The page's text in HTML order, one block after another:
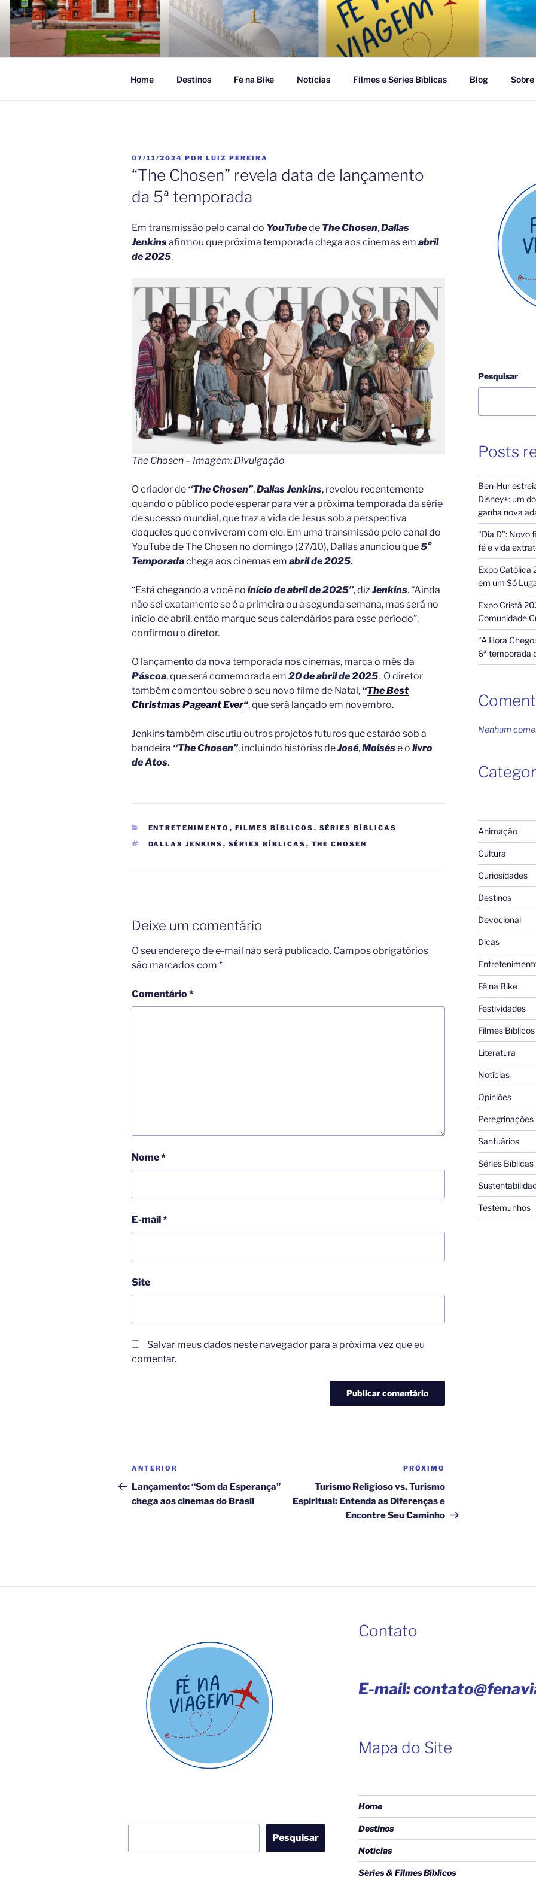
Pular
para
FÉ NA VIAGEM
Turismo Religioso
Home Destinos Fé na Bike Notícias Filmes e Séries Bíblicas Blog Sobre
PUBLICADO
EM
07/11/2024 POR LUIZ PEREIRA
“The Chosen” revela data de lançamento
da 5ª temporada
Em transmissão pelo canal do YouTubede The Chosen,Dallas
Jenkins afirmou que próxima temporada chega aos cinemas em abril
de 2025.
The Chosen – Imagem: Divulgação
O criador de “The Chosen”,Dallas Jenkins, revelou recentemente
quando o público pode esperar para ver a próxima temporada da série
de sucesso mundial, que traz a vida de Jesus sob a perspectiva
daqueles que conviveram com ele. Em uma transmissão pelo canal do
YouTube de The Chosen no domingo (27/10), Dallas anunciou que5°
Temporadachega aos cinemas em abril de 2025.
“Está chegando a você no início de abril de 2025”, dizJenkins. “Ainda
não sei exatamente se é a primeira ou a segunda semana, mas será no
início de abril, então marque seus calendários para esse período”,
confirmou o diretor.
O lançamento da nova temporada nos cinemas, marca o mês da
Páscoa, que será comemorada em 20 de abril de 2025. O diretor
também comentou sobre o seu novo filme de Natal, “The Best
Christmas Pageant Ever“, que será lançado em novembro.
Jenkins também discutiu outros projetos futuros que estarão sob a
bandeira “The Chosen”, incluindo histórias deJosé,Moisés e o livro
de Atos.
CATEGORIAS
ENTRETENIMENTO , FILMES BÍBLICOS , SÉRIES BÍBLICAS
TAGS
DALLAS JENKINS , SÉRIES BÍBLICAS , THE CHOSEN
Deixe um comentário
O seu endereço de e-mail não será publicado. Campos obrigatórios
são marcados com *
Comentário*
Nome*
E-mail *
Site
Salvar meus dados neste navegador para a próxima vez que eu
comentar.
Navegação
de
Post
Post
anterior
ANTERIOR
Lançamento: “Som da Esperança”
chega aos cinemas do Brasil
post
PRÓXIMO
Turismo Religioso vs. Turismo
Espiritual: Entenda as Diferenças e
Encontre Seu Caminho
Pesquisar
Posts
Ben-Hur
Disney+: um
ganha nova
“Dia D”: Novo
fé e vida
Expo Católica
em um Só
Expo Cristã
Comunidade
“A Hora
6ª temporada
Nenhum
Animação
Cultura
Curiosidades
Destinos
Devocional
Dicas
Fé na Bike
Festividades
Filmes Bíblicos
Literatura
Notícias
Opiniões
Peregrinações
Santuários
Séries Bíblicas
Testemunhos
Pesquisar
Contato
E-mail:
Mapa do Site
Home
Destinos
Notícias
Séries & Filmes Bíblicos